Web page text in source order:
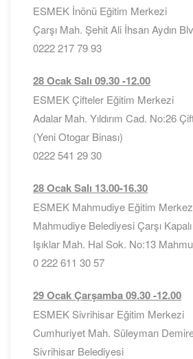
ESMEK İnönü Eğitim Merkezi
Çarşı Mah. Şehit Ali İhsan Aydın
0222 217 79 93
28 Ocak Salı 09.30 -12.00
ESMEK Çifteler Eğitim Merkezi
Adalar Mah. Yıldırım Cad. No:26
(Yeni Otogar Binası)
0222 541 29 30
28 Ocak Salı 13.00-16.30
ESMEK Mahmudiye Eğitim
Mahmudiye Belediyesi Çarşı
Işıklar Mah. Hal Sok. No:13
0 222 611 30 57
29 Ocak Çarşamba 09.30 -12.00
ESMEK Sivrihisar Eğitim Merkezi
Cumhuriyet Mah. Süleyman
Sivrihisar Belediyesi